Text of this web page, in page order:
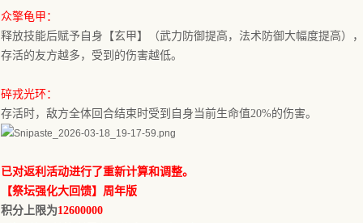
众擎龟甲 ：
释放技能后赋予自身【玄甲】（武力防御提高，法术防御大幅度提高）
存活的友方越多，受到的伤害越低。
碎戎光环 ：
存活时，敌方全体回合结束时受到自身当前生命值20%的伤害。
已对返利活动进行了重新计算和调整。
【祭坛强化大回馈】 周年版
积分上限为12600000